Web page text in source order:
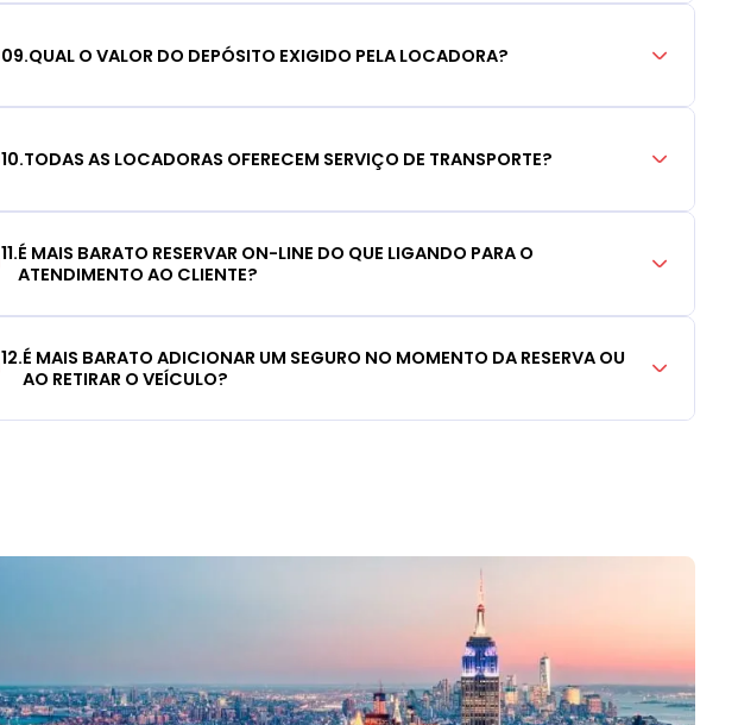
09.QUAL O VALOR DO DEPÓSITO EXIGIDO PELA LOCADORA?
10.TODAS AS LOCADORAS OFERECEM SERVIÇO DE TRANSPORTE?
11.É MAIS BARATO RESERVAR ON-LINE DO QUE LIGANDO PARA O
ATENDIMENTO AO CLIENTE?
12.É MAIS BARATO ADICIONAR UM SEGURO NO MOMENTO DA RESERVA OU
AO RETIRAR O VEÍCULO?